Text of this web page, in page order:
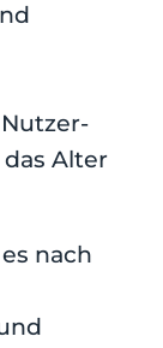
das Alter
nach